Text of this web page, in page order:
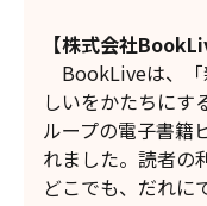
【株式会社
BookLiveは、「
しいをかたちにす
ループの電子書籍
れました。読者の
どこでも、だれに